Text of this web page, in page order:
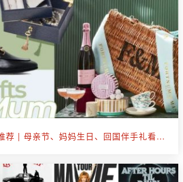
送给妈妈的礼物推荐 | 母亲节、妈妈生日、回国伴手礼看这篇就够了